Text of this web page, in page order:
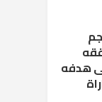
هدفه